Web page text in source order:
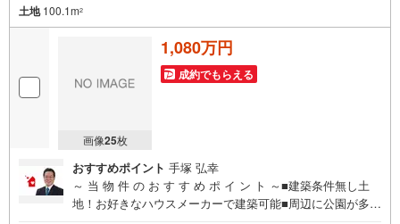
土地100.1m2
画像25枚
1,080万円
成約でもらえる
おすすめポイント 手塚 弘幸
～ 当 物 件 の お す す め ポ イ ン ト ～■建築条件無し土
地！お好きなハウスメーカーで建築可能■周辺に公園が多数